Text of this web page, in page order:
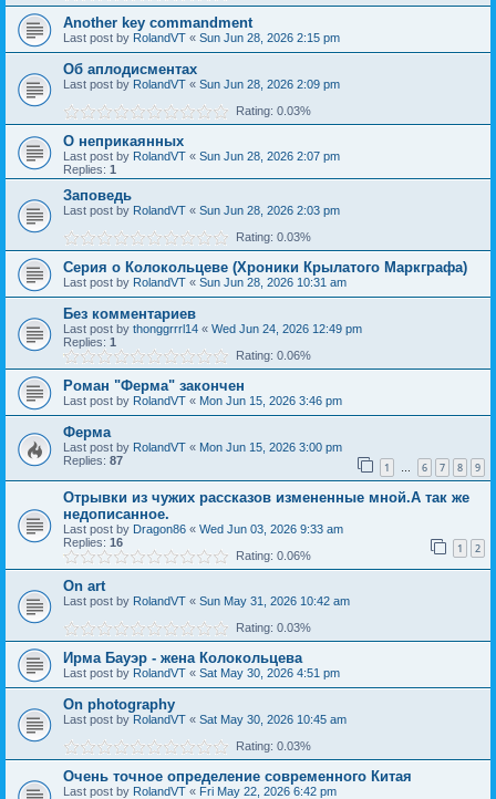
Another key commandment
Last post by RolandVT « Sun Jun 28, 2026 2:15 pm
Об аплодисментах
Last post by RolandVT « Sun Jun 28, 2026 2:09 pm
Rating: 0.03%
О неприкаянных
Last post by RolandVT « Sun Jun 28, 2026 2:07 pm
Replies: 1
Заповедь
Last post by RolandVT « Sun Jun 28, 2026 2:03 pm
Rating: 0.03%
Серия о Колокольцеве (Хроники Крылатого Маркграфа)
Last post by RolandVT « Sun Jun 28, 2026 10:31 am
Без комментариев
Last post by thonggrrrl14 « Wed Jun 24, 2026 12:49 pm
Replies: 1
Rating: 0.06%
Роман "Ферма" закончен
Last post by RolandVT « Mon Jun 15, 2026 3:46 pm
Ферма
Last post by RolandVT « Mon Jun 15, 2026 3:00 pm
Replies: 87 1 … 6 7 8 9
Отрывки из чужих рассказов измененные мной.А так же
недописанное.
Last post by Dragon86 « Wed Jun 03, 2026 9:33 am
Replies: 16 1 2
Rating: 0.06%
On art
Last post by RolandVT « Sun May 31, 2026 10:42 am
Rating: 0.03%
Ирма Бауэр - жена Колокольцева
Last post by RolandVT « Sat May 30, 2026 4:51 pm
On photography
Last post by RolandVT « Sat May 30, 2026 10:45 am
Rating: 0.03%
Очень точное определение современного Китая
Last post by RolandVT « Fri May 22, 2026 6:42 pm